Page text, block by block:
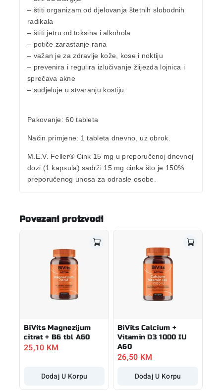
– štiti organizam od djelovanja štetnih slobodnih
radikala
– štiti jetru od toksina i alkohola
– potiče zarastanje rana
– važan je za zdravlje kože, kose i noktiju
– prevenira i regulira izlučivanje žlijezda lojnica i
sprečava akne
– sudjeluje u stvaranju kostiju
Pakovanje: 60 tableta
Način primjene: 1 tableta dnevno, uz obrok.
M.E.V. Feller® Cink 15 mg u preporučenoj dnevnoj
dozi (1 kapsula) sadrži 15 mg cinka što je 150%
preporučenog unosa za odrasle osobe.
Povezani proizvodi
BiVits Magnezijum
citrat + B6 tbl A60
25,10 KM
Dodaj U Korpu
BiVits Calcium +
Vitamin D3 1000 IU
A60
26,50 KM
Dodaj U Korpu